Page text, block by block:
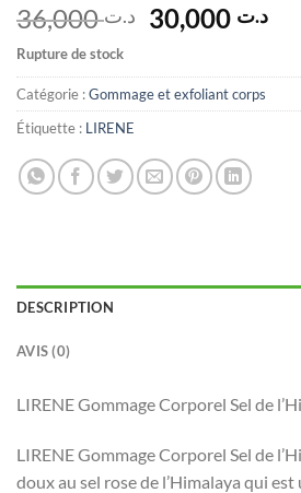
د.ت36,000
Le
prix
initial
était :
د.ت 36,000.
د.تLe
Rupture de stock
Catégorie :Gommage et exfoliant corps
Étiquette : LIRENE
DESCRIPTION
AVIS (0)
LIRENE Gommage Corporel Sel de
LIRENE Gommage Corporel Sel de
doux au sel rose de l’Himalaya qui est